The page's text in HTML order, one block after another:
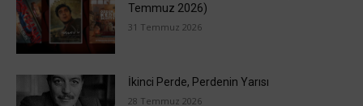
Temmuz 2026)
31 Temmuz 2026
İkinci Perde, Perdenin Yarısı
28 Temmuz 2026